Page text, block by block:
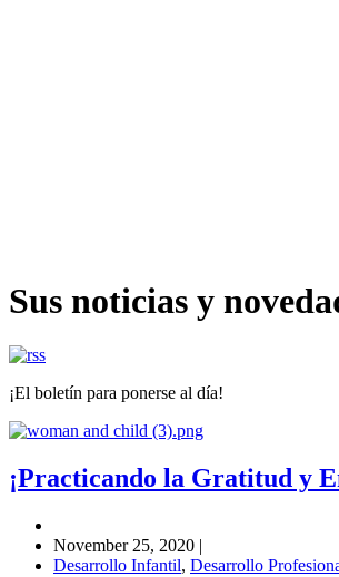
Sus noticias y
¡El boletín para ponerse al día!
¡Practicando la Gratitud y
November 25, 2020 |
Desarrollo Infantil, Desarrollo